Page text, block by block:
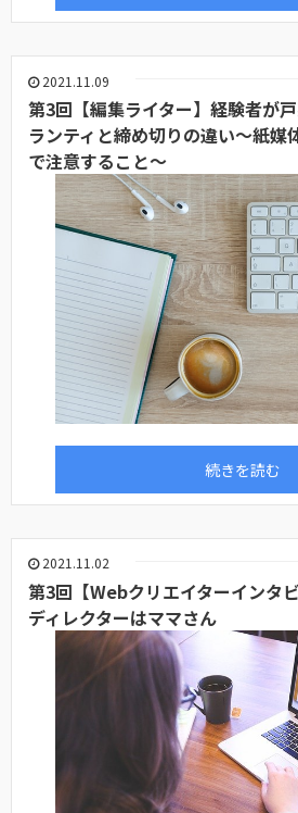
2021.11.09
第3回【編集ライター】経験者が
ランティと締め切りの違い～紙媒
で注意すること～
続きを読む
2021.11.02
第3回【Webクリエイターインタ
ディレクターはママさん